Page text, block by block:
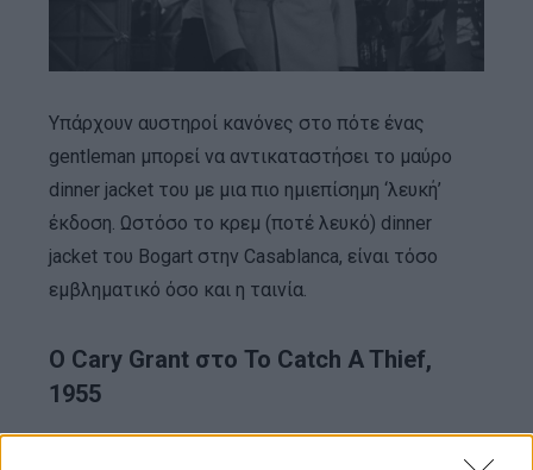
Υπάρχουν αυστηροί κανόνες στο πότε ένας
gentleman μπορεί να αντικαταστήσει το μαύρο
dinner jacket του με μια πιο ημιεπίσημη ‘λευκή’
έκδοση. Ωστόσο το κρεμ (ποτέ λευκό) dinner
jacket του Bogart στην Casablanca, είναι τόσο
εμβληματικό όσο και η ταινία.
Ο Cary Grant στο To Catch A Thief,
1955